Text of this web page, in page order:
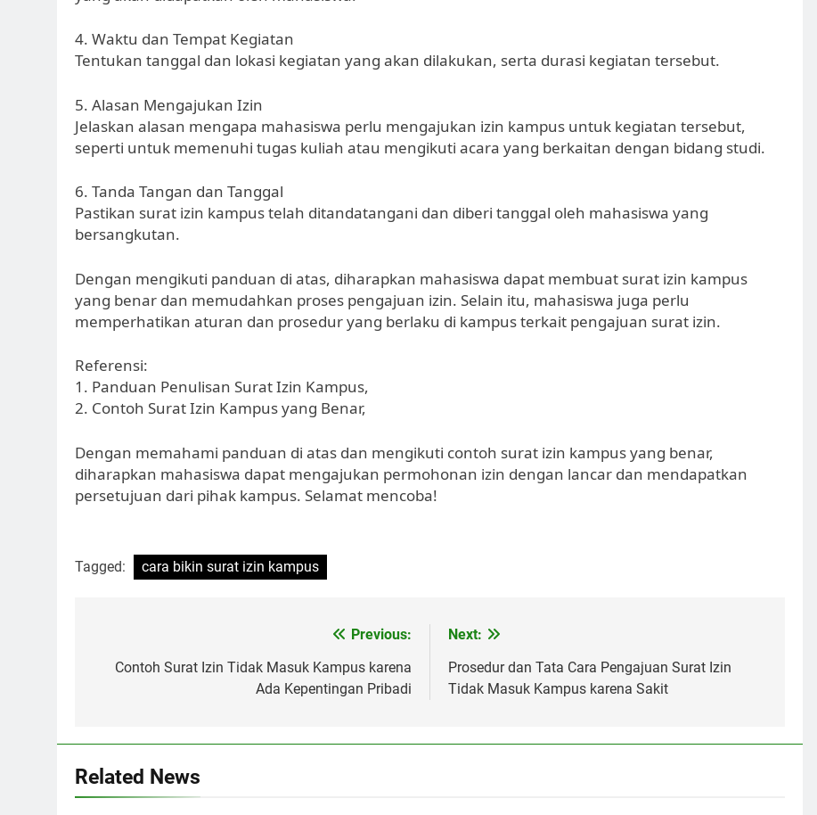
4. Waktu dan Tempat Kegiatan
Tentukan tanggal dan lokasi kegiatan yang akan dilakukan, serta durasi kegiatan tersebut.
5. Alasan Mengajukan Izin
Jelaskan alasan mengapa mahasiswa perlu mengajukan izin kampus untuk kegiatan tersebut,
seperti untuk memenuhi tugas kuliah atau mengikuti acara yang berkaitan dengan bidang studi.
6. Tanda Tangan dan Tanggal
Pastikan surat izin kampus telah ditandatangani dan diberi tanggal oleh mahasiswa yang
bersangkutan.
Dengan mengikuti panduan di atas, diharapkan mahasiswa dapat membuat surat izin kampus
yang benar dan memudahkan proses pengajuan izin. Selain itu, mahasiswa juga perlu
memperhatikan aturan dan prosedur yang berlaku di kampus terkait pengajuan surat izin.
Referensi:
1. Panduan Penulisan Surat Izin Kampus,
2. Contoh Surat Izin Kampus yang Benar,
Dengan memahami panduan di atas dan mengikuti contoh surat izin kampus yang benar,
diharapkan mahasiswa dapat mengajukan permohonan izin dengan lancar dan mendapatkan
persetujuan dari pihak kampus. Selamat mencoba!
Tagged: cara bikin surat izin kampus
navigation
Previous:
Contoh Surat Izin Tidak Masuk Kampus karena
Ada Kepentingan Pribadi
Next:
Prosedur dan Tata Cara Pengajuan Surat Izin
Tidak Masuk Kampus karena Sakit
Related News